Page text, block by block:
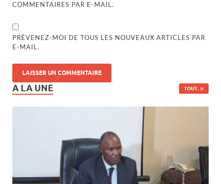
COMMENTAIRES PAR E-MAIL.
PRÉVENEZ-MOI DE TOUS LES NOUVEAUX ARTICLES PAR
E-MAIL.
A LA UNE TOUT..